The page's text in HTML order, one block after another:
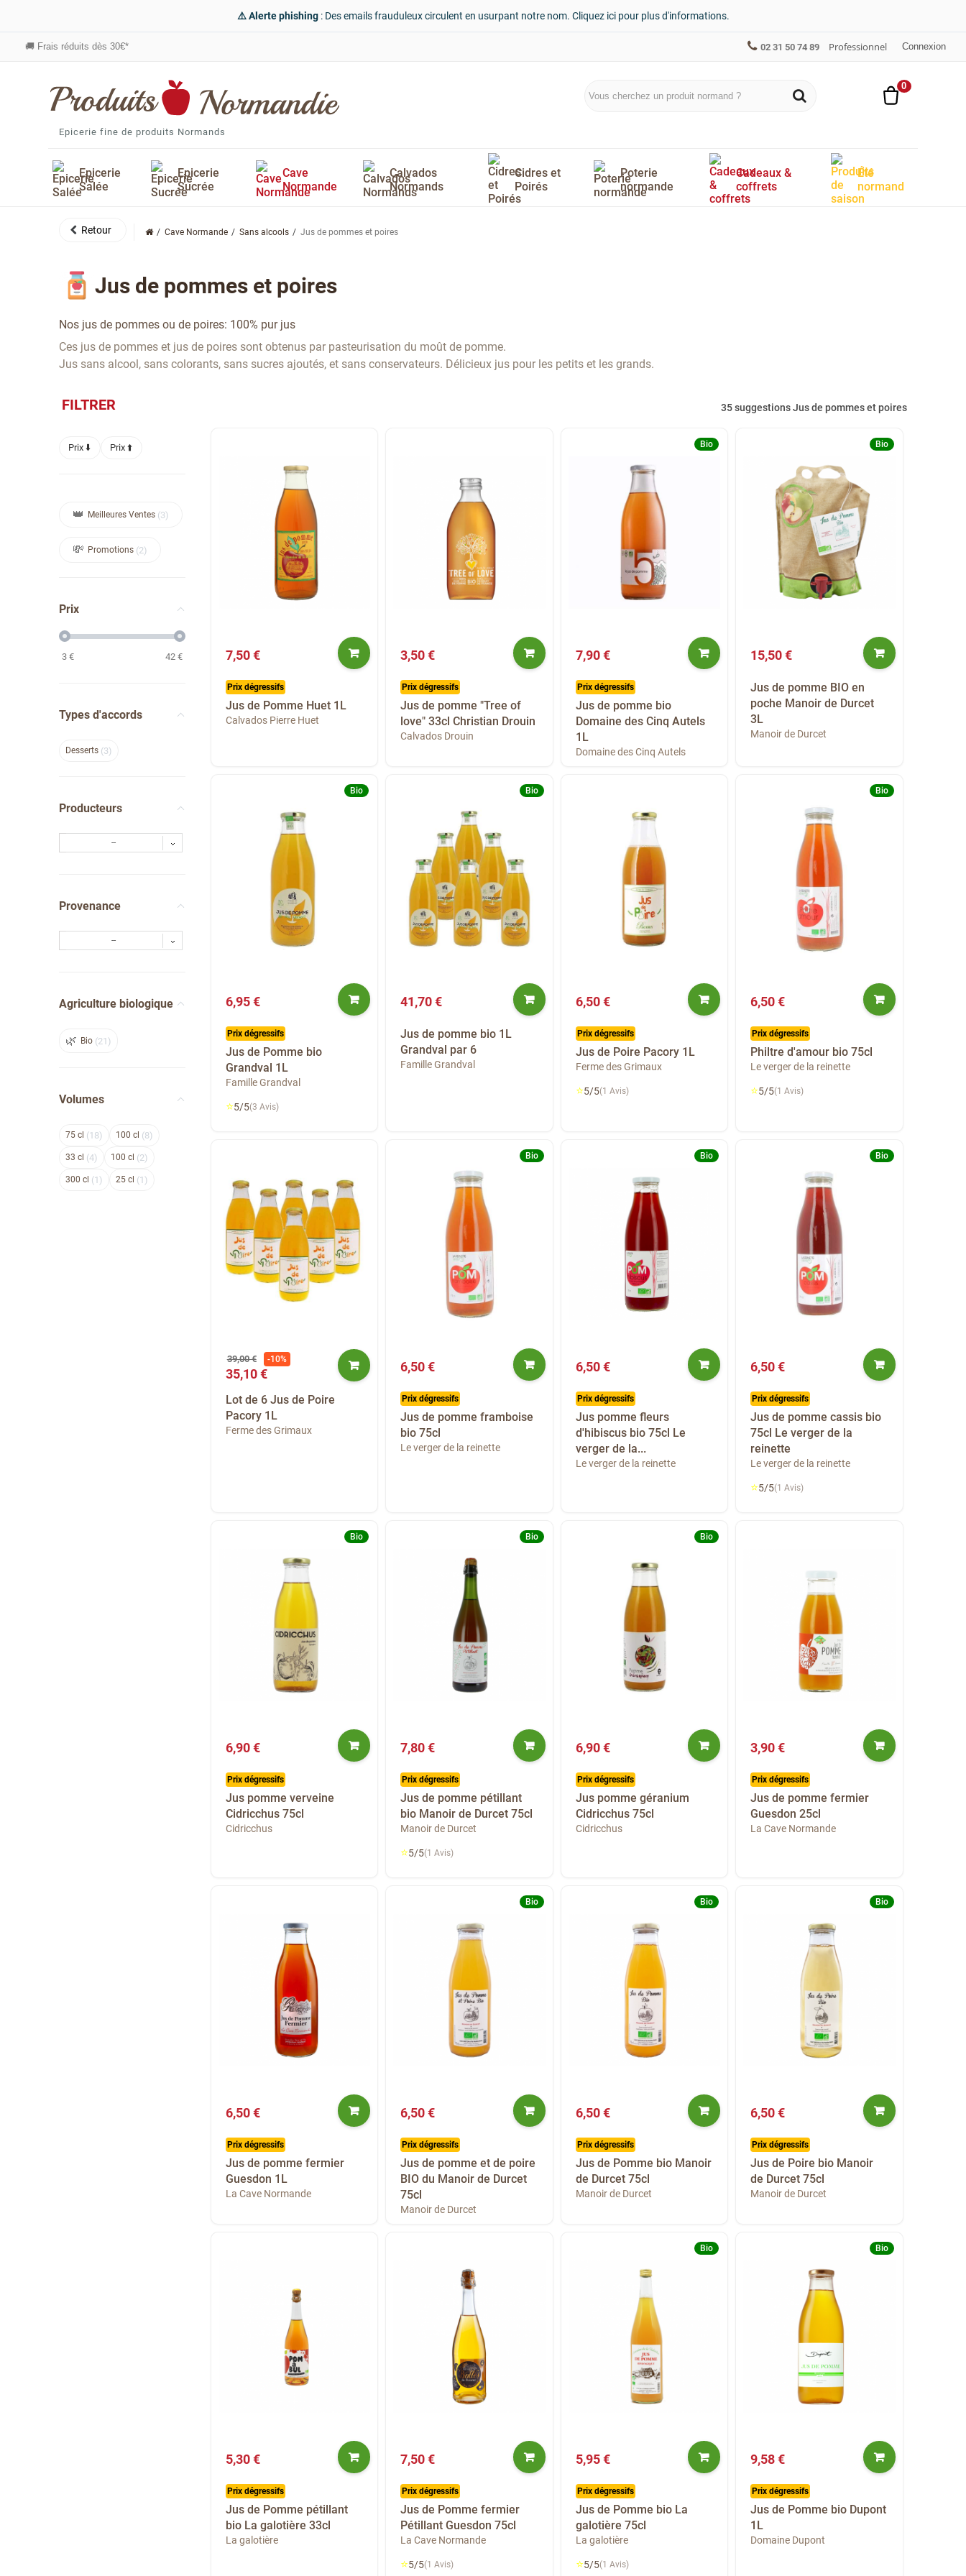
⚠️ Alerte phishing: Des emails frauduleux circulent en usurpant notre nom. Cliquez ici pour plus d'informations.
🚚 Frais réduits dès 30€* 02 31 50 74 89 Professionnel Connexion
Epicerie fine de produits Normands
0
Epicerie
Salée
Epicerie
Sucrée
Cave
Normande
Calvados
Normands
Cidres et
Poirés
Poterie
normande
Cadeaux &
coffrets
Été
normand
Cave Normande Sans alcools Jus de pommes et poires
Jus de pommes et poires
Nos jus de pommes ou de poires: 100% pur jus
Ces jus de pommes et jus de poires sont obtenus par pasteurisation du moût de pomme.
Jus sans alcool, sans colorants, sans sucres ajoutés, et sans conservateurs. Délicieux jus pour les petits et les grands.
FILTRER
Prix ⬇️ Prix ⬆️
Meilleures Ventes 3
Promotions 2
Prix
3 € 42€
Types d'accords
Desserts 3
Producteurs
--
Provenance
--
Agriculture biologique
Bio 21
Volumes
75 18 100 8
33 4 100 2
300 1 25 1
35 suggestions Jus de pommes et poires
7,50 €
Prix dégressifs
Jus de Pomme Huet 1L
Calvados Pierre Huet
3,50 €
Prix dégressifs
Jus de pomme "Tree of
love" 33cl Christian Drouin
Calvados Drouin
Bio
7,90 €
Prix dégressifs
Jus de pomme bio
Domaine des Cinq Autels
1L
Domaine des Cinq Autels
Bio
15,50 €
Jus de pomme BIO en
poche Manoir de Durcet
3L
Manoir de Durcet
Bio
6,95 €
Prix dégressifs
Jus de Pomme bio
Grandval 1L
Famille Grandval
⭐5/5(3 Avis)
Bio
41,70 €
Jus de pomme bio 1L
Grandval par 6
Famille Grandval
6,50 €
Prix dégressifs
Jus de Poire Pacory 1L
Ferme des Grimaux
⭐5/5(1 Avis)
Bio
6,50 €
Prix dégressifs
Philtre d'amour bio 75cl
Le verger de la reinette
⭐5/5(1 Avis)
35,10 €
39,00 € -10%
Lot de 6 Jus de Poire
Pacory 1L
Ferme des Grimaux
Bio
6,50 €
Prix dégressifs
Jus de pomme framboise
bio 75cl
Le verger de la reinette
Bio
6,50 €
Prix dégressifs
Jus pomme fleurs
d'hibiscus bio 75cl Le
verger de la...
Le verger de la reinette
Bio
6,50 €
Prix dégressifs
Jus de pomme cassis bio
75cl Le verger de la
reinette
Le verger de la reinette
⭐5/5(1 Avis)
Bio
6,90 €
Prix dégressifs
Jus pomme verveine
Cidricchus 75cl
Cidricchus
Bio
7,80 €
Prix dégressifs
Jus de pomme pétillant
bio Manoir de Durcet 75cl
Manoir de Durcet
⭐5/5(1 Avis)
Bio
6,90 €
Prix dégressifs
Jus pomme géranium
Cidricchus 75cl
Cidricchus
3,90 €
Prix dégressifs
Jus de pomme fermier
Guesdon 25cl
La Cave Normande
6,50 €
Prix dégressifs
Jus de pomme fermier
Guesdon 1L
La Cave Normande
Bio
6,50 €
Prix dégressifs
Jus de pomme et de poire
BIO du Manoir de Durcet
75cl
Manoir de Durcet
Bio
6,50 €
Prix dégressifs
Jus de Pomme bio Manoir
de Durcet 75cl
Manoir de Durcet
Bio
6,50 €
Prix dégressifs
Jus de Poire bio Manoir
de Durcet 75cl
Manoir de Durcet
5,30 €
Prix dégressifs
Jus de Pomme pétillant
bio La galotière 33cl
La galotière
7,50 €
Prix dégressifs
Jus de Pomme fermier
Pétillant Guesdon 75cl
La Cave Normande
⭐5/5(1 Avis)
Bio
5,95 €
Prix dégressifs
Jus de Pomme bio La
galotière 75cl
La galotière
⭐5/5(1 Avis)
Bio
9,58 €
Prix dégressifs
Jus de Pomme bio Dupont
1L
Domaine Dupont